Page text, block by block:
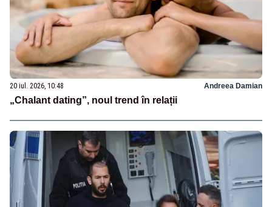
20 iul. 2026, 10:48 Andreea Damian
„Chalant dating”, noul trend în relații